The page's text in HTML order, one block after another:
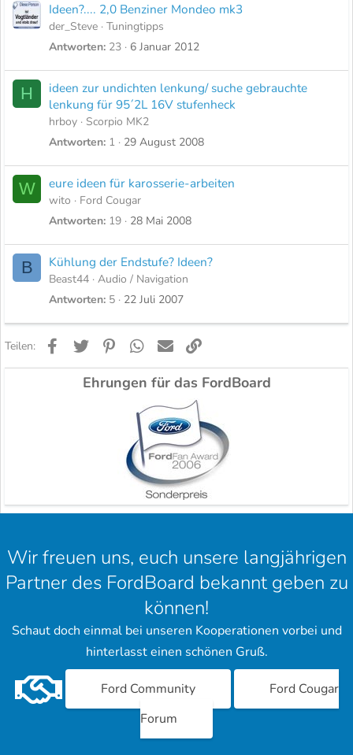
Ideen?.... 2,0 Benziner Mondeo mk3
der_Steve Tuningtipps
Antworten 23 6 Januar 2012
H
ideen zur undichten lenkung/ suche gebrauchte
lenkung für 95´2L 16V stufenheck
hrboy
Scorpio MK2
Antworten 1 29 August 2008
W eure ideen für karosserie-arbeiten
wito
Ford Cougar
Antworten 19 28 Mai 2008
B Kühlung der Endstufe? Ideen?
Beast44 Audio / Navigation
Antworten 5 22 Juli 2007
Teilen: FacebookTwitter PinterestWhatsApp
E-Mail
Ehrungen für das FordBoard
Wir freuen uns, euch unsere langjährigen
Partner des FordBoard bekannt geben zu
können!
Schaut doch einmal bei unseren Kooperationen vorbei und
hinterlasst einen schönen Gruß.
Ford Community
Ford Cougar
Forum